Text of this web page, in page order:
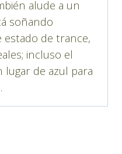
alude a un
soñando
de trance,
incluso el
lugar de azul para